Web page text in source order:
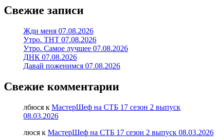
Свежие записи
Жди меня 07.08.2026
Утро. ТНТ 07.08.2026
Утро. Самое лучшее 07.08.2026
ДНК 07.08.2026
Давай поженимся 07.08.2026
Свежие комментарии
лбюся к МастерШеф на СТБ 17 сезон 2 выпуск
08.03.2026
люся к МастерШеф на СТБ 17 сезон 2 выпуск 08.03.2026